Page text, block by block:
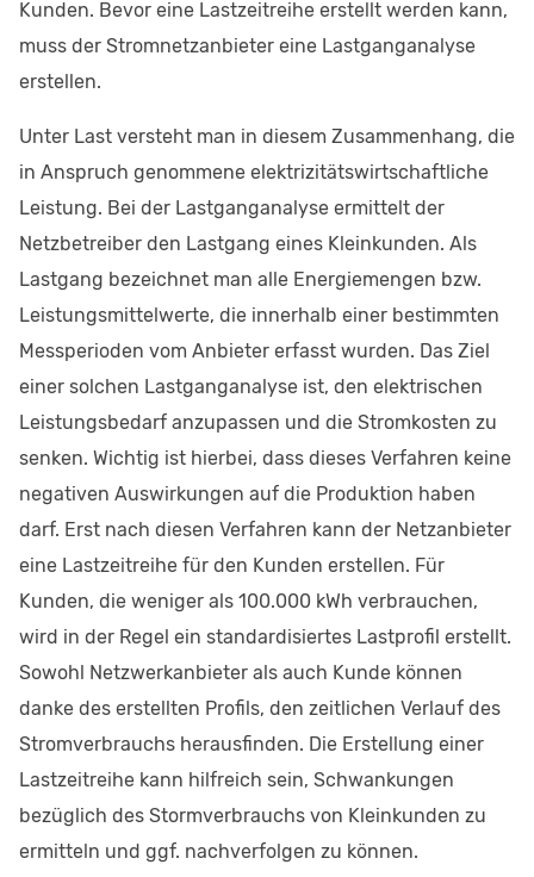
Kunden. Bevor eine Lastzeitreihe erstellt werden kann,
muss der Stromnetzanbieter eine Lastganganalyse
erstellen.
Unter Last versteht man in diesem Zusammenhang, die
in Anspruch genommene elektrizitätswirtschaftliche
Leistung. Bei der Lastganganalyse ermittelt der
Netzbetreiber den Lastgang eines Kleinkunden. Als
Lastgang bezeichnet man alle Energiemengen bzw.
Leistungsmittelwerte, die innerhalb einer bestimmten
Messperioden vom Anbieter erfasst wurden. Das Ziel
einer solchen Lastganganalyse ist, den elektrischen
Leistungsbedarf anzupassen und die Stromkosten zu
senken. Wichtig ist hierbei, dass dieses Verfahren keine
negativen Auswirkungen auf die Produktion haben
darf. Erst nach diesen Verfahren kann der Netzanbieter
eine Lastzeitreihe für den Kunden erstellen. Für
Kunden, die weniger als 100.000 kWh verbrauchen,
wird in der Regel ein standardisiertes Lastprofil erstellt.
Sowohl Netzwerkanbieter als auch Kunde können
danke des erstellten Profils, den zeitlichen Verlauf des
Stromverbrauchs herausfinden. Die Erstellung einer
Lastzeitreihe kann hilfreich sein, Schwankungen
bezüglich des Stormverbrauchs von Kleinkunden zu
ermitteln und ggf. nachverfolgen zu können.